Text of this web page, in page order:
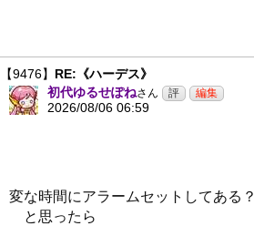
【9476】 RE:《ハーデス》
初代ゆるせぽねさん
2026/08/06 06:59
変な時間にアラームセットしてある？
と思ったら